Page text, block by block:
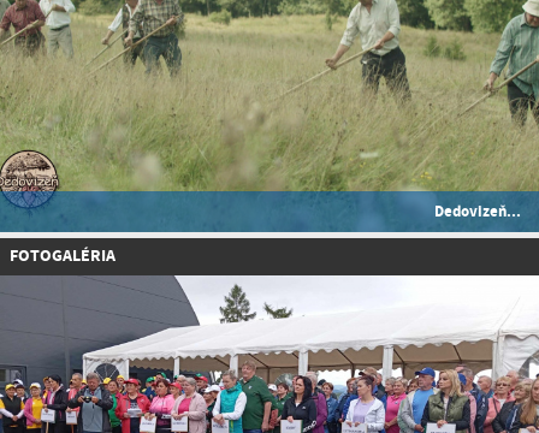
Dedovizeň...
FOTOGALÉRIA